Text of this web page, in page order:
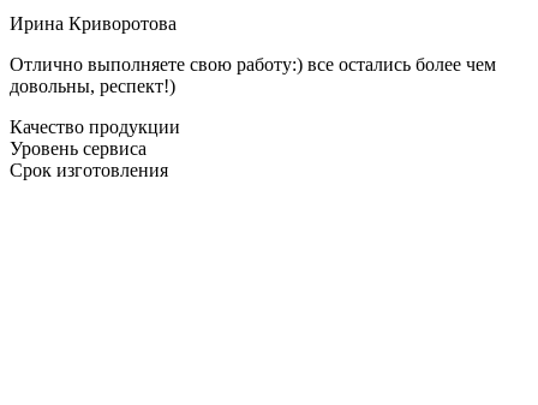
Ирина Криворотова
Отлично выполняете свою работу:) все остались более чем
довольны, респект!)
Качество продукции
Уровень сервиса
Срок изготовления